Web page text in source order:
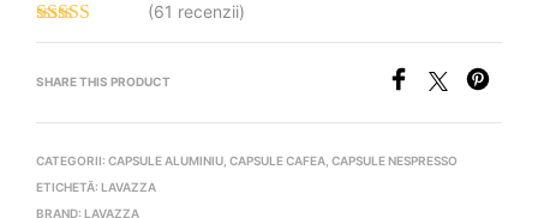
Evaluat la
din 5
(61 recenzii)
SHARE THIS PRODUCT
CATEGORII: CAPSULE ALUMINIU CAPSULE CAFEA CAPSULE NESPRESSO
ETICHETĂ: LAVAZZA
BRAND: LAVAZZA